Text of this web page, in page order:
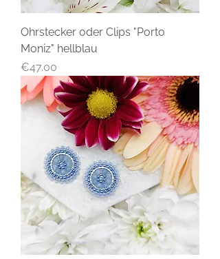
Ohrstecker oder Clips "Porto
Moniz" hellblau
Price
€47.00